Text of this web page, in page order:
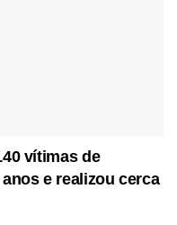
vítimas de
e realizou cerca